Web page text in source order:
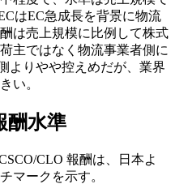
はEC急成長を背景に物流
は売上規模に比例して株式
主ではなく物流事業者側に
よりやや控えめだが、業界
い。
酬水準
CLO 報酬は、日本よ
マークを示す。